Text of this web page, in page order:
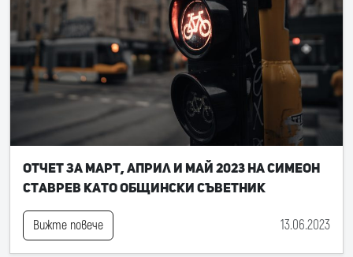
Отчет за март, април и май 2023 на Симеон
Ставрев като общински съветник
Вижте повече 13.06.2023